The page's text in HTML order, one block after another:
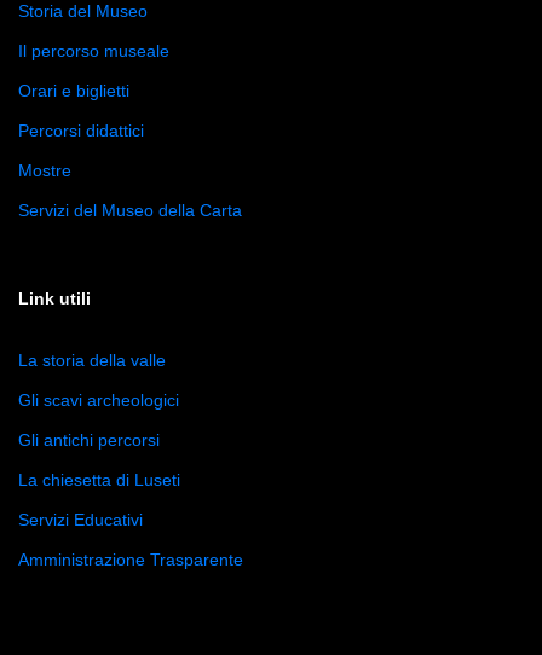
Storia del Museo
Il percorso museale
Orari e biglietti
Percorsi didattici
Mostre
Servizi del Museo della Carta
Link utili
La storia della valle
Gli scavi archeologici
Gli antichi percorsi
La chiesetta di Luseti
Servizi Educativi
Amministrazione Trasparente